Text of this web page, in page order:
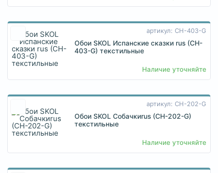
артикул: CH-403-G
Обои SKOL Испанские сказки rus (CH-
403-G) текстильные
Наличие уточняйте
артикул: CH-202-G
Обои SKOL Собачкиrus (CH-202-G)
текстильные
Наличие уточняйте